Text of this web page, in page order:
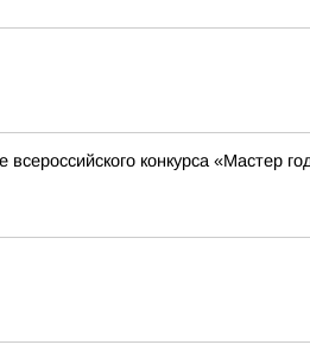
конкурса «Мастер